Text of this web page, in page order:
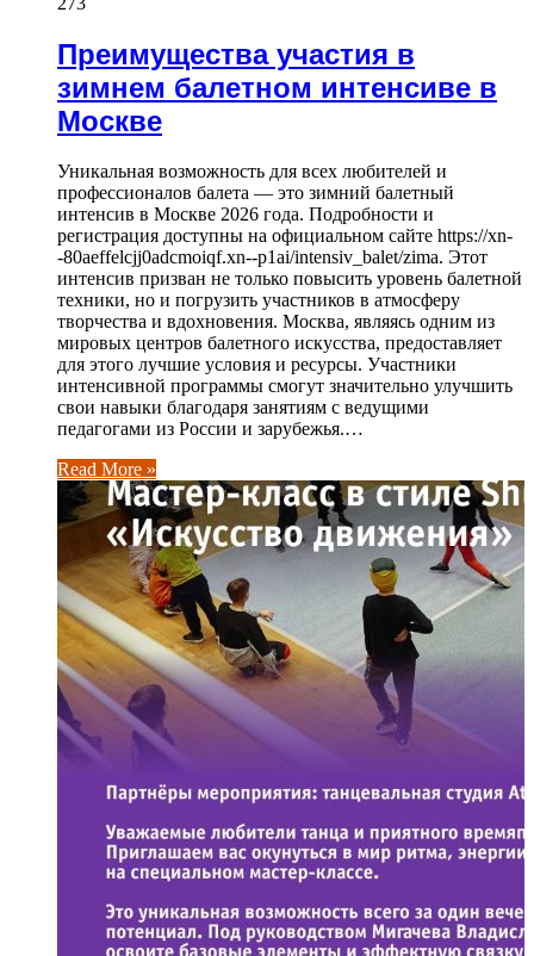
Преимущества участия в
зимнем балетном интенсиве в
Москве
Уникальная возможность для всех любителей и
профессионалов балета — это зимний балетный
интенсив в Москве 2026 года. Подробности и
регистрация доступны на официальном сайте https://xn-
-80aeffelcjj0adcmoiqf.xn--p1ai/intensiv_balet/zima. Этот
интенсив призван не только повысить уровень балетной
техники, но и погрузить участников в атмосферу
творчества и вдохновения. Москва, являясь одним из
мировых центров балетного искусства, предоставляет
для этого лучшие условия и ресурсы. Участники
интенсивной программы смогут значительно улучшить
свои навыки благодаря занятиям с ведущими
педагогами из России и зарубежья.…
Read More »